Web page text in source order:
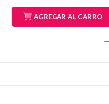
AGREGAR AL CARRO